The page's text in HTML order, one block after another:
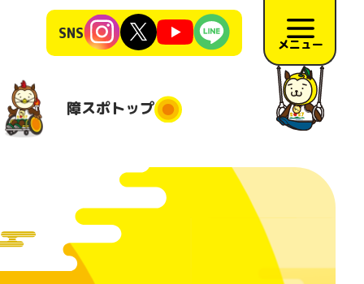
SNS
メニュー
障スポトップ
ポトップ
地